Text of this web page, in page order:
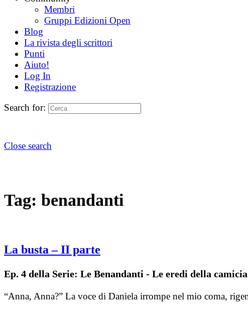
Membri
Gruppi Edizioni Open
Blog
La rivista degli scrittori
Punti
Aiuto!
Log In
Registrazione
Search for:
Close search
Tag: benandanti
La busta – II parte
Ep. 4 della Serie: Le Benandanti - Le eredi della camicia
“Anna, Anna?” La voce di Daniela irrompe nel mio coma,